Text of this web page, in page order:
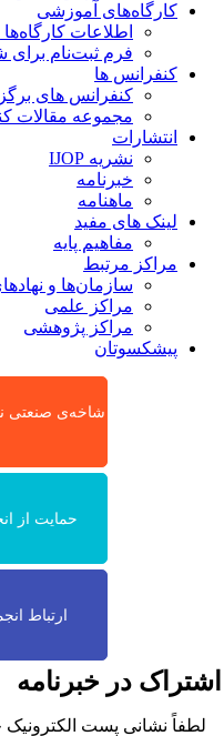
کارگاه‌های آموزشی
اطلاعات کارگاه‌ها
فرم ثبت‌نام برای
کنفرانس ها
کنفرانس های
مجموعه مقالات
انتشارات
نشریه IJOP
خبرنامه
ماهنامه
لینک های مفید
مفاهیم پایه
مراکز مرتبط
سازمان‌ها و
مراکز علمی
مراکز پژوهشی
پیشکسوتان
شاخه‌ی صنعتی
حمایت از
ارتباط
در خبرنامه
لطفاً نشانی پست الکترونیک